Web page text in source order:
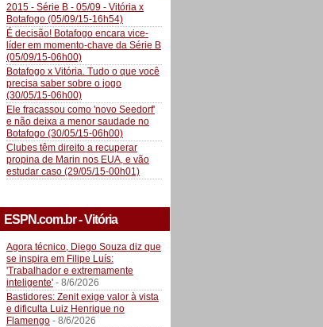
2015 - Série B - 05/09 - Vitória x
Botafogo (05/09/15-16h54)
É decisão! Botafogo encara vice-
líder em momento-chave da Série B
(05/09/15-06h00)
Botafogo x Vitória. Tudo o que você
precisa saber sobre o jogo
(30/05/15-06h00)
Ele fracassou como 'novo Seedorf'
e não deixa a menor saudade no
Botafogo (30/05/15-06h00)
Clubes têm direito a recuperar
propina de Marin nos EUA, e vão
estudar caso (29/05/15-00h01)
ESPN.com.br - Vitória
Agora técnico, Diego Souza diz que
se inspira em Filipe Luís:
'Trabalhador e extremamente
inteligente' - 8/6/2026
Bastidores: Zenit exige valor à vista
e dificulta Luiz Henrique no
Flamengo - 8/6/2026